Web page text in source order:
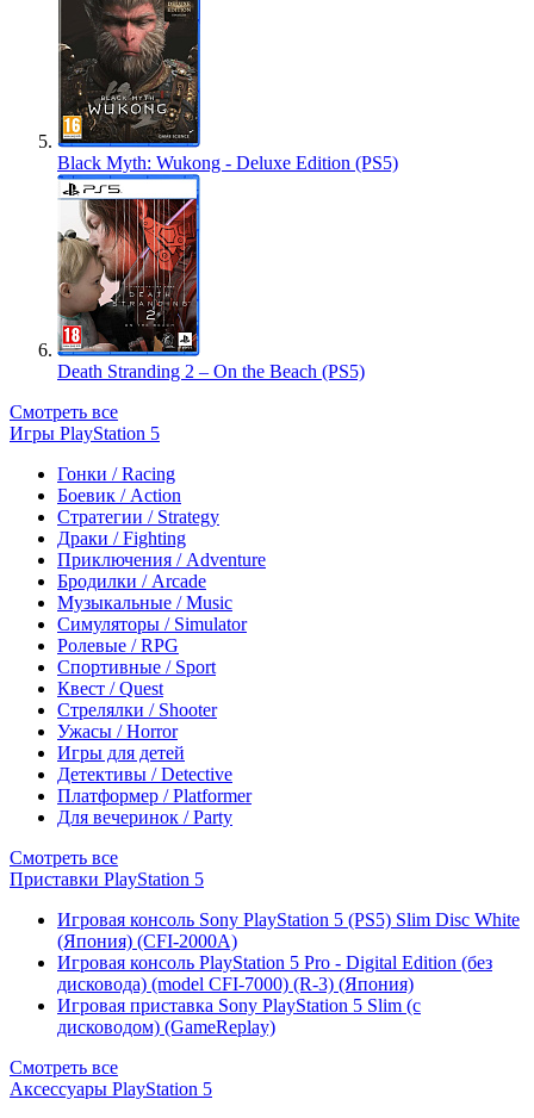
Black Myth: Wukong - Deluxe Edition (PS5)
Death Stranding 2 – On the Beach (PS5)
Смотреть все
Игры PlayStation 5
Гонки / Racing
Боевик / Action
Стратегии / Strategy
Драки / Fighting
Приключения / Adventure
Бродилки / Arcade
Музыкальные / Music
Симуляторы / Simulator
Ролевые / RPG
Спортивные / Sport
Квест / Quest
Стрелялки / Shooter
Ужасы / Horror
Игры для детей
Детективы / Detective
Платформер / Platformer
Для вечеринок / Party
Смотреть все
Приставки PlayStation 5
Игровая консоль Sony PlayStation 5 (PS5) Slim Disc White
(Япония) (CFI-2000A)
Игровая консоль PlayStation 5 Pro - Digital Edition (без
дисковода) (model CFI-7000) (R-3) (Япония)
Игровая приставка Sony PlayStation 5 Slim (с
дисководом) (GameReplay)
Смотреть все
Аксессуары PlayStation 5